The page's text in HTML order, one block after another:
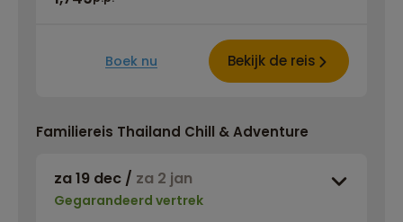
Boek nu Bekijk de reis
Familiereis Thailand Chill & Adventure
za 19 dec / za 2 jan
Gegarandeerd vertrek